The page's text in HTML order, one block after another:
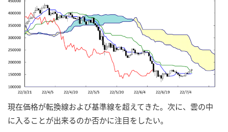
現在価格が転換線および基準線を超えてきた。次に、雲の中
に入ることが出来るのか否かに注目をしたい。